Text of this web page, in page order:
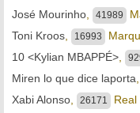
José Mourinho
41989
Toni Kroos
16993
10 <Kylian MBAPPÉ>
Miren lo que dice laporta
Xabi Alonso
26171
Real